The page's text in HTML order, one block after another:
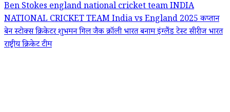
Ben Stokesengland national cricket teamINDIA
NATIONAL CRICKET TEAMIndia vs England 2025कप्तान
बेन स्टोक्सक्रिकेटर शुभमन गिलजैक क्रॉलीभारत बनाम इंग्लैंड टेस्ट सीरीजभारत
राष्ट्रीय क्रिकेट टीम